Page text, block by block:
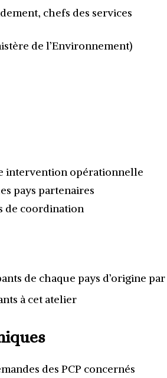
chefs des services
de l’Environnement)
intervention opérationnelle
pays partenaires
de coordination
de chaque pays d’origine par
à cet atelier
des PCP concernés